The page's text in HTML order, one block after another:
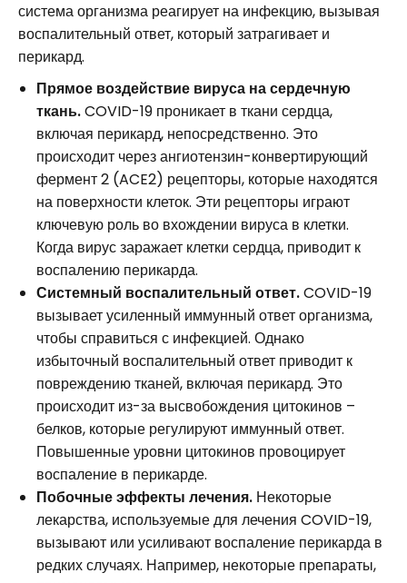
система организма реагирует на инфекцию, вызывая
воспалительный ответ, который затрагивает и
перикард.
Прямое воздействие вируса на сердечную
ткань.COVID-19 проникает в ткани сердца,
включая перикард, непосредственно. Это
происходит через ангиотензин-конвертирующий
фермент 2 (ACE2) рецепторы, которые находятся
на поверхности клеток. Эти рецепторы играют
ключевую роль во вхождении вируса в клетки.
Когда вирус заражает клетки сердца, приводит к
воспалению перикарда.
Системный воспалительный ответ.COVID-19
вызывает усиленный иммунный ответ организма,
чтобы справиться с инфекцией. Однако
избыточный воспалительный ответ приводит к
повреждению тканей, включая перикард. Это
происходит из-за высвобождения цитокинов –
белков, которые регулируют иммунный ответ.
Повышенные уровни цитокинов провоцирует
воспаление в перикарде.
Побочные эффекты лечения. Некоторые
лекарства, используемые для лечения COVID-19,
вызывают или усиливают воспаление перикарда в
редких случаях. Например, некоторые препараты,